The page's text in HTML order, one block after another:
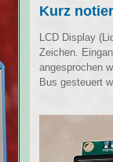
Kurz
LCD Display
Zeichen.
angesprochen
Bus gesteuert